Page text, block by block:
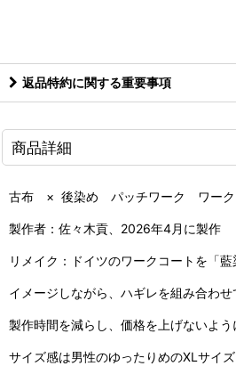
返品特約に関する重要事項
商品詳細
古布 × 後染め パッチワーク ワーク
製作者：佐々木貢、2026年4月に製作
リメイク：ドイツのワークコートを「
イメージしながら、ハギレを組み合わせ
製作時間を減らし、価格を上げないよ
サイズ感は男性のゆったりめのXLサイズ